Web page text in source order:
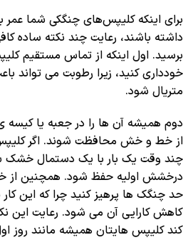
برای اینکه کلیپس‌های چنگکی شما
داشته باشند، رعایت چند نکته ساده
برسید. اول اینکه از تماس مستقیم
خودداری کنید، زیرا رطوبت می ‌تواند
متریال شود.
دوم همیشه آن‌ ها را در جعبه یا
از خط و خش محافظت شوند. اگر
چند وقت یک ‌بار با یک دستمال خشک
درخشش اولیه حفظ شود. همچنین از
حد چنگک ‌ها پرهیز کنید چرا که این
کاهش کارایی آن می‌ شود. رعایت این
‌کند کلیپس‌ هایتان همیشه مانند روز